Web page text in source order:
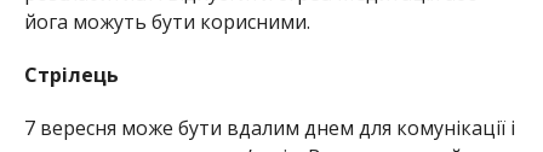
йога можуть бути корисними.
Стрілець
7 вересня може бути вдалим днем для комунікації і